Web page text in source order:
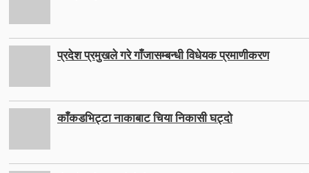
प्रदेश प्रमुखले गरे गाँजासम्बन्धी विधेयक प्रमाणीकरण
काँकडभिट्टा नाकाबाट चिया निकासी घट्दो